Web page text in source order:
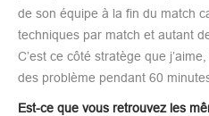
de son équipe à la fin du match
techniques par match et autant
C’est ce côté stratège que
des problème pendant 60
Est-ce que vous retrouvez les